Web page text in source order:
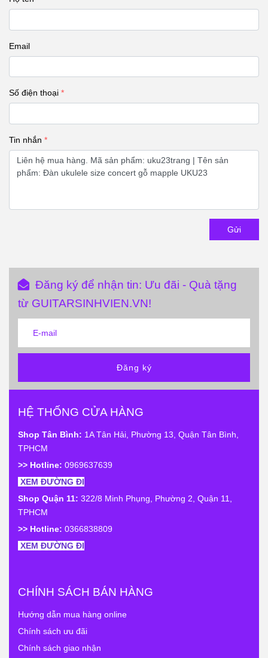
Email
Số điện thoại
Tin nhắn
Gửi
Đăng ký để nhận tin: Ưu đãi - Quà tặng
từ GUITARSINHVIEN.VN!
Đăng ký
HỆ THỐNG CỬA HÀNG
Shop Tân Bình: 1A Tân Hải, Phường 13, Quận Tân Bình,
TPHCM
>> Hotline: 0969637639
XEM ĐƯỜNG ĐI
Shop Quận 11: 322/8 Minh Phụng, Phường 2, Quận 11,
TPHCM
>> Hotline: 0366838809
XEM ĐƯỜNG ĐI
CHÍNH SÁCH BÁN HÀNG
Hướng dẫn mua hàng online
Chính sách ưu đãi
Chính sách giao nhận